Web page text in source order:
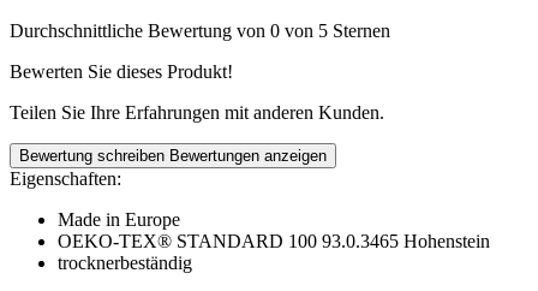
Durchschnittliche Bewertung von 0 von 5 Sternen
Bewerten Sie dieses Produkt!
Teilen Sie Ihre Erfahrungen mit anderen Kunden.
Bewertung schreiben Bewertungen anzeigen
Eigenschaften:
Made in Europe
OEKO-TEX® STANDARD 100 93.0.3465 Hohenstein
trocknerbeständig